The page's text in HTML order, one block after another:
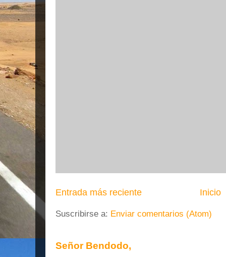
Entrada más reciente Inicio
Suscribirse a: Enviar comentarios (Atom)
Señor Bendodo,